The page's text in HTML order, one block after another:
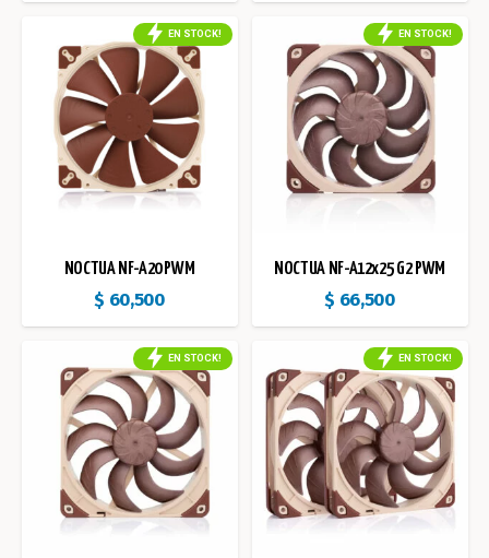
EN STOCK!
NOCTUA NF-A20 PWM
$ 60,500
EN STOCK!
NOCTUA NF-A12x25 G2 PWM
$ 66,500
EN STOCK! EN STOCK!